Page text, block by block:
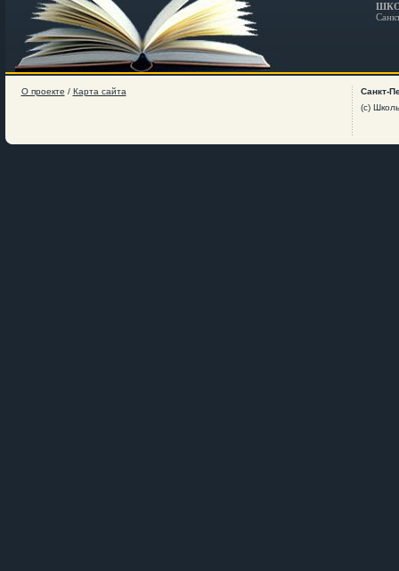
О проекте / Карта сайта
Санкт-
(c)